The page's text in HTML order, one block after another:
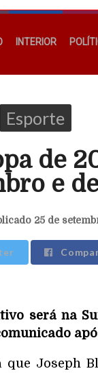
INTERIOR
Esporte
de
e
25 de
será na
Joseph